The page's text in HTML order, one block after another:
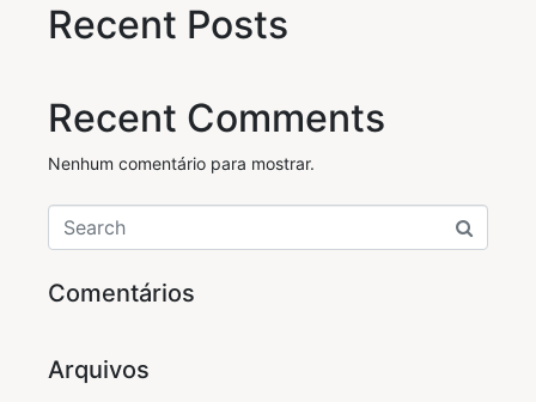
Recent Posts
Recent Comments
Nenhum comentário para mostrar.
Comentários
Arquivos